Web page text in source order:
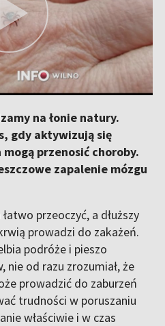
na łonie natury.
gdy aktywizują się
przenosić choroby.
zapalenie mózgu
przeoczyć, a dłuższy
prowadzi do zakażeń.
podróże i pieszo
od razu zrozumiał, że
prowadzić do zaburzeń
trudności w poruszaniu
właściwie i w czas